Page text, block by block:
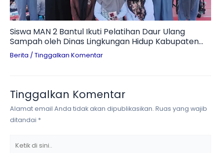
Siswa MAN 2 Bantul Ikuti Pelatihan Daur Ulang
Sampah oleh Dinas Lingkungan Hidup Kabupaten
Bantul
Berita / Tinggalkan Komentar
Tinggalkan Komentar
Alamat email Anda tidak akan dipublikasikan. Ruas yang wajib
ditandai *